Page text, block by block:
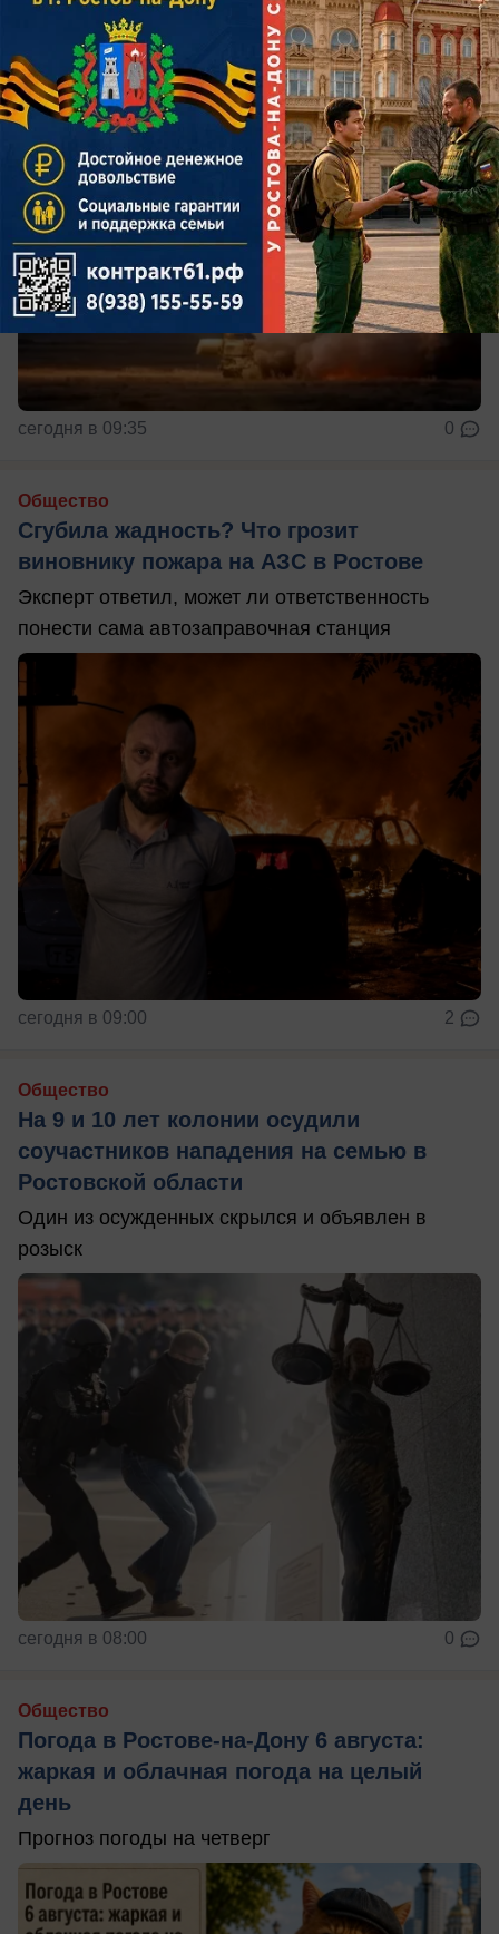
Атаку отражали в шести районах региона —
обошлось без пострадавших
сегодня в 09:35 0
Общество
Сгубила жадность? Что грозит
виновнику пожара на АЗС в Ростове
Эксперт ответил, может ли ответственность
понести сама автозаправочная станция
сегодня в 09:00 2
Общество
На 9 и 10 лет колонии осудили
соучастников нападения на семью в
Ростовской области
Один из осужденных скрылся и объявлен в
розыск
сегодня в 08:00 0
Общество
Погода в Ростове-на-Дону 6 августа:
жаркая и облачная погода на целый
день
Прогноз погоды на четверг